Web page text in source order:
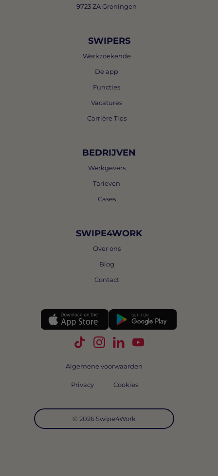
9723 ZA Groningen
SWIPERS
Werkzoekende
De app
Functies
Vacatures
Carrière Tips
BEDRIJVEN
Werkgevers
Tarieven
Cases
SWIPE4WORK
Over ons
Blog
Contact
Volg Swipe4Work op TikTok
Volg Swipe4Work op
Volg Swipe4Work op
Volg Swipe4Work
© 2026 Swipe4Work
Algemene voorwaarden
Privacy Cookies